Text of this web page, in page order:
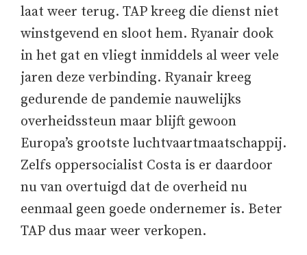
laat weer terug. TAP kreeg die dienst niet
winstgevend en sloot hem. Ryanair dook
in het gat en vliegt inmiddels al weer vele
jaren deze verbinding. Ryanair kreeg
gedurende de pandemie nauwelijks
overheidssteun maar blijft gewoon
Europa’s grootste luchtvaartmaatschappij.
Zelfs oppersocialist Costa is er daardoor
nu van overtuigd dat de overheid nu
eenmaal geen goede ondernemer is. Beter
TAP dus maar weer verkopen.